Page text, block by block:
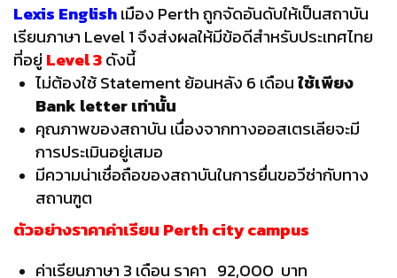
Lexis Englishเมือง Perth ถูกจัดอันดับให้เป็นสถาบัน
เรียนภาษา Level 1 จึงส่งผลให้มีข้อดีสำหรับประเทศไทย
ที่อยู่ Level 3ดังนี้
ไม่ต้องใช้ Statement ย้อนหลัง 6 เดือนใช้เพียง
Bank letter เท่านั้น
คุณภาพของสถาบัน เนื่องจากทางออสเตรเลียจะมี
การประเมินอยู่เสมอ
มีความน่าเชื่อถือของสถาบันในการยื่นขอวีซ่ากับทาง
สถานฑูต
ตัวอย่างราคาค่าเรียน Perth city campus
ค่าเรียนภาษา 3 เดือน ราคา 92,000 บาท